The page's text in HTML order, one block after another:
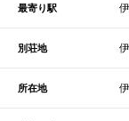
最寄り駅
別荘地
所在地